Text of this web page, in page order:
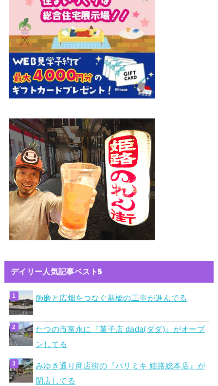
デイリー人気記事ベスト5
飾磨と広畑をつなぐ新橋の工事が進んでる
たつの市富永に『菓子店 dada(ダダ)』がオープ
ンしてる
みゆき通り商店街の『パリミキ 姫路総本店』が
閉店してる